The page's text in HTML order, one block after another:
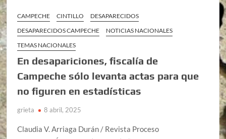
CAMPECHE CINTILLO
DESAPARECIDOS
DESAPARECIDOS CAMPECHE
NOTICIAS NACIONALES
TEMAS NACIONALES
En desapariciones, fiscalía de
Campeche sólo levanta actas para que
no figuren en estadísticas
grieta 8 abril, 2025
Claudia V. Arriaga Durán / Revista Proceso